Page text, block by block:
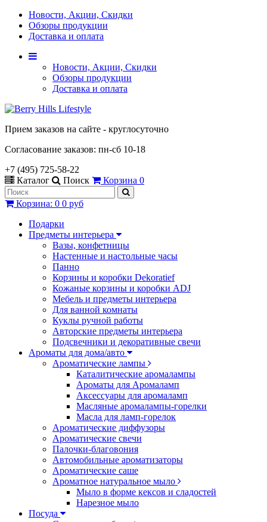
Новости, Акции, Скидки
Обзоры продукции
Доставка и оплата
Новости, Акции, Скидки
Обзоры продукции
Доставка и оплата
Прием заказов на сайте - круглосуточно
Согласование заказов: пн-сб 10-18
+7 (495) 725-58-22
Каталог
Поиск Корзина 0
Корзина: 0 0 руб
Подарки
Предметы интерьера
Вазы, конфетницы
Настенные и настольные часы
Панно
Корзины и коробки Dekoratief
Кожаные корзины и коробки ADJ
Мебель и предметы интерьера
Для ванной комнаты
Куклы ручной работы
Авторские предметы интерьера
Подсвечники и декоративные свечи
Ароматы для дома/авто
Ароматические лампы
Каталитические аромалампы
Ароматы для Аромаламп
Аксессуары для аромаламп
Масляные аромалампы-горелки
Масла для ламп-горелок
Ароматические диффузоры
Ароматические свечи
Палочки-благовония
Автомобильные ароматизаторы
Ароматические саше
Ароматное натуральное мыло
Мыло в форме кексов и сладостей
Нарезное мыло
Посуда